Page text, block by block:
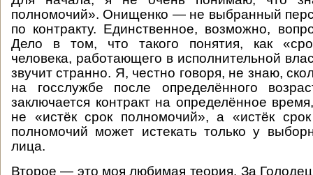
полномочий». Онищенко — не выбранный
по контракту. Единственное, возможно,
Дело в том, что такого понятия, как
человека, работающего в исполнительной
звучит странно. Я, честно говоря, не знаю,
на госслужбе после определённого
заключается контракт на определённое
не «истёк срок полномочий», а «истёк
полномочий может истекать только у
лица.
Второе — это моя любимая теория. За